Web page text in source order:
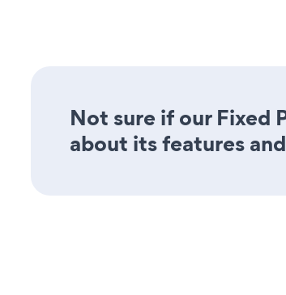
Not sure if our Fixed
about its features